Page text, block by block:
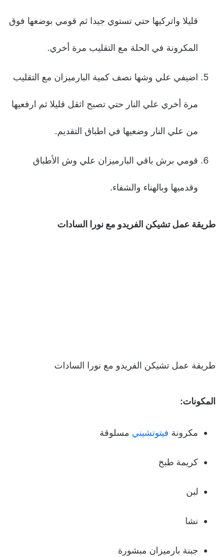
قليلا واتركيها حتي تستوي جيدا ثم قومي بوضعها فوق
المكرونة في الحلة مع التقليب مرة أخري.
اضيفي علي وشها نصف كمية البارميزان مع التقليب
مرة أخري علي النار حتي تصبح اثقل قليلا ثم ارفعيها
من علي النار وضعيها في اطباق التقديم.
قومي برش باقي البارميزان علي وش الأطباق
وقدميها وبالهناء والشفاء.
طريقة عمل تشيكن الفريدو مع نورا السادات
طريقة عمل تشيكن الفريدو مع نورا السادات
المكونات:
مكرونة فيتوتشيني مسلوقة
كريمة طبخ
لبن
نشا
جبنة بارميزان مبشورة